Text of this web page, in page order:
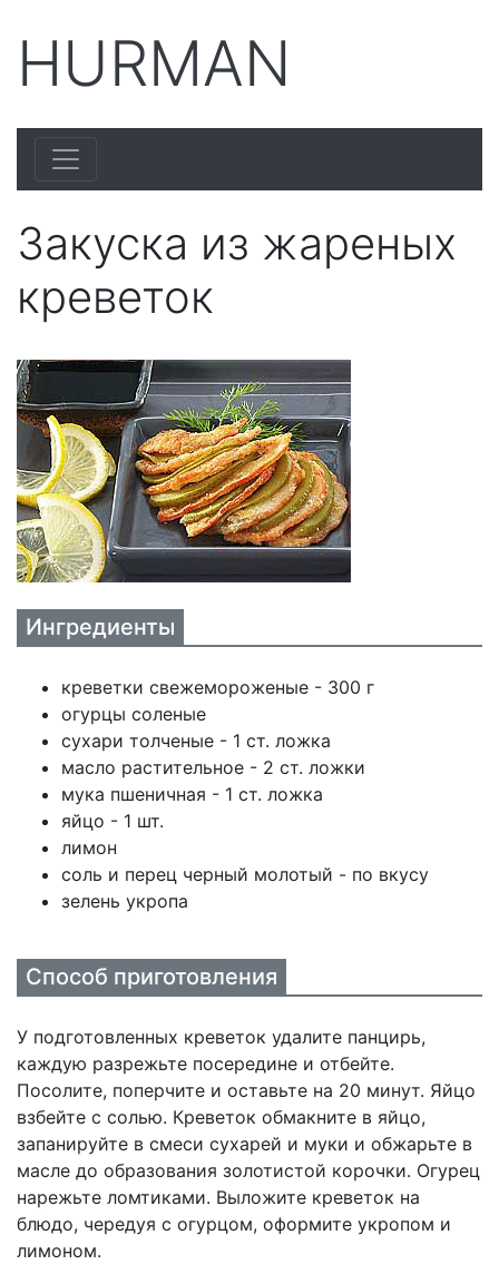
HURMAN
Закуска из жареных
креветок
Ингредиенты
креветки свежемороженые - 300 г
огурцы соленые
сухари толченые - 1 ст. ложка
масло растительное - 2 ст. ложки
мука пшеничная - 1 ст. ложка
яйцо - 1 шт.
лимон
соль и перец черный молотый - по вкусу
зелень укропа
Способ приготовления
У подготовленных креветок удалите панцирь,
каждую разрежьте посередине и отбейте.
Посолите, поперчите и оставьте на 20 минут. Яйцо
взбейте с солью. Креветок обмакните в яйцо,
запанируйте в смеси сухарей и муки и обжарьте в
масле до образования золотистой корочки. Огурец
нарежьте ломтиками. Выложите креветок на
блюдо, чередуя с огурцом, оформите укропом и
лимоном.